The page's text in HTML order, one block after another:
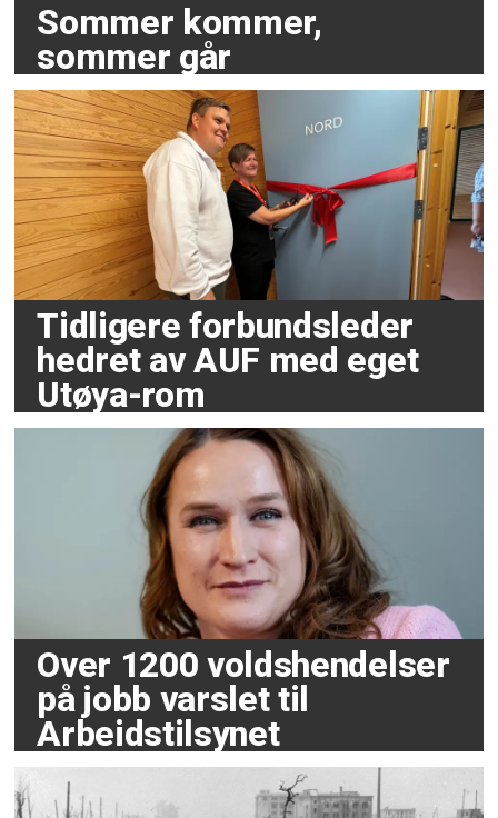
Sommer kommer,
sommer går
Tidligere forbundsleder
hedret av AUF med eget
Utøya-rom
Over 1200 voldshendelser
på jobb varslet til
Arbeidstilsynet